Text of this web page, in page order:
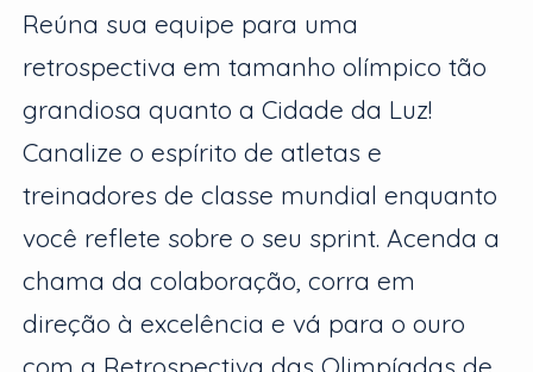
Reúna sua equipe para uma
retrospectiva em tamanho olímpico tão
grandiosa quanto a Cidade da Luz!
Canalize o espírito de atletas e
treinadores de classe mundial enquanto
você reflete sobre o seu sprint. Acenda a
chama da colaboração, corra em
direção à excelência e vá para o ouro